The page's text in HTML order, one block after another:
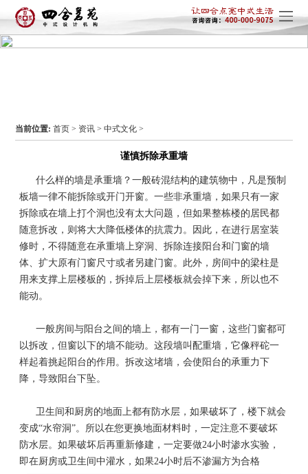
当前位置: 首页 > 资讯 >中式文化 >
谨慎拆除承重墙
什么样的墙是承重墙？一般砖混结构的建筑物中，凡是预制
板墙一律不能拆除或开门开窗。一些非承重墙，如果只有一家
拆除或在墙上打个洞也没有太大问题，但如果整栋楼的居民都
随意拆改，则将大大降低楼体的抗震力。因此，在进行居室装
修时，不得随意在承重墙上穿洞、拆除连接阳台和门窗的墙
体、扩大原有门窗尺寸或者另建门窗。此外，房间中的梁柱是
用来支撑上层楼板的，拆掉后上层楼板就会掉下来，所以也不
能动。
一般房间与阳台之间的墙上，都有一门一窗，这些门窗都可
以拆改，但窗以下的墙不能动。这段墙叫配重墙，它像秤砣一
样起着挑起阳台的作用。拆改这堵墙，会使阳台的承重力下
降，导致阳台下坠。
卫生间和厨房的地面上都有防水层，如果破坏了，楼下就会
变成“水帘洞”。所以在您更换地面材料时，一定注意不要破坏
防水层。如果破坏后再重新修建，一定要做24小时渗水实验，
即在厨房或卫生间中灌水，如果24小时后不渗漏方为合格